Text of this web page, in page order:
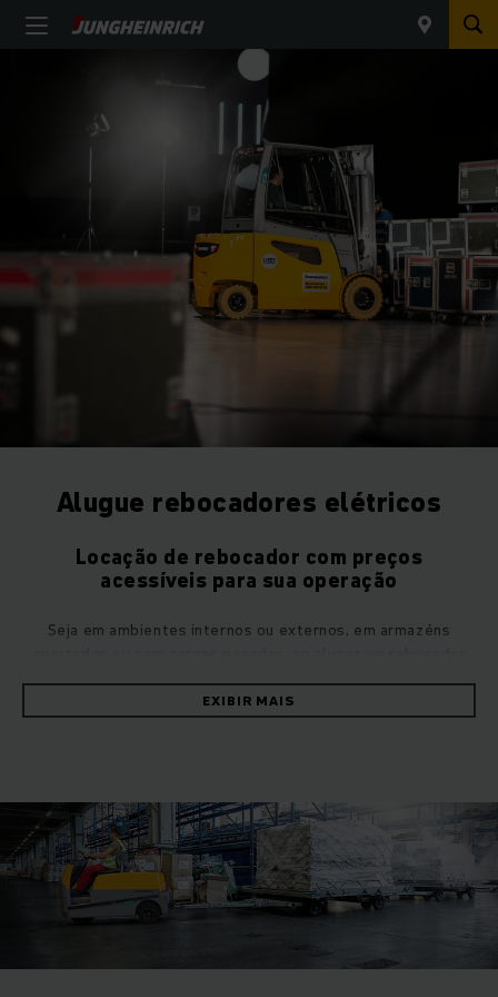
Alugue rebocadores elétricos
Locação de rebocador com preços
acessíveis para sua operação
Seja em ambientes internos ou externos, em armazéns
por trilhos ou totalmente automatizadas. Componentes
inteligentes de automação transformam nossos
termos de custo.
Praticamente livre de manutenção: alugue rebocadores
elétricos livres de emissões.
Prepare-se para todos os desafios logísticos de um
EXIBIR MAIS